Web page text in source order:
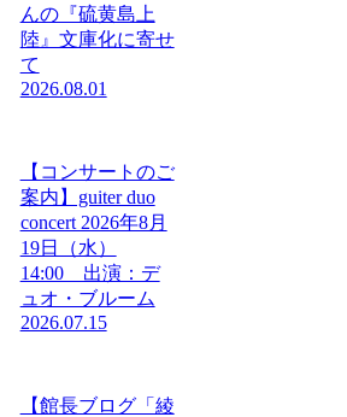
んの『硫黄島上
陸』文庫化に寄せ
て
2026.08.01
【コンサートのご
案内】guiter duo
concert 2026年8月
19日（水）
14:00 出演：デ
ュオ・ブルーム
2026.07.15
【館長ブログ「綾